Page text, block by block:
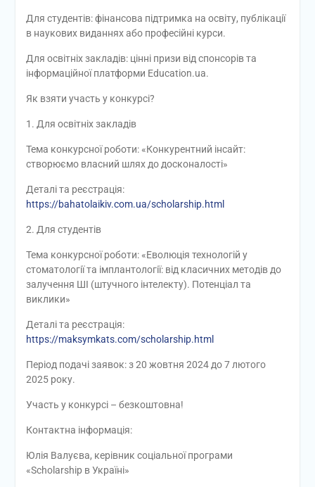
Для студентів: фінансова підтримка на освіту, публікації
в наукових виданнях або професійні курси.
Для освітніх закладів: цінні призи від спонсорів та
інформаційної платформи Education.ua.
Як взяти участь у конкурсі?
1. Для освітніх закладів
Тема конкурсної роботи: «Конкурентний інсайт:
створюємо власний шлях до досконалості»
Деталі та реєстрація:
https://bahatolaikiv.com.ua/scholarship.html
2. Для студентів
Тема конкурсної роботи: «Еволюція технологій у
стоматології та імплантології: від класичних методів до
залучення ШІ (штучного інтелекту). Потенціал та
виклики»
Деталі та реєстрація:
https://maksymkats.com/scholarship.html
Період подачі заявок: з 20 жовтня 2024 до 7 лютого
2025 року.
Участь у конкурсі – безкоштовна!
Контактна інформація:
Юлія Валуєва, керівник соціальної програми
«Scholarship в Україні»